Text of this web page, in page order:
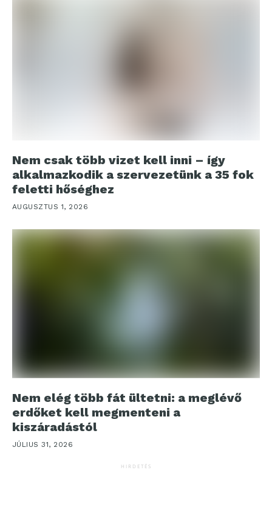
Nem csak több vizet kell inni – így
alkalmazkodik a szervezetünk a 35 fok
feletti hőséghez
AUGUSZTUS 1, 2026
Nem elég több fát ültetni: a meglévő
erdőket kell megmenteni a
kiszáradástól
JÚLIUS 31, 2026
HIRDETÉS